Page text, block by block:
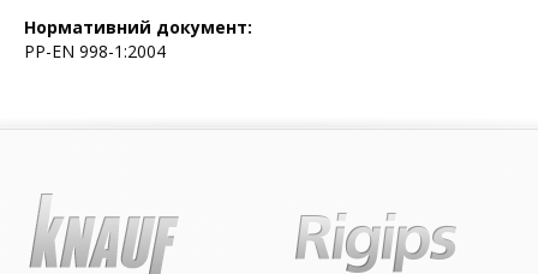
Нормативний документ:
PP-EN 998-1:2004